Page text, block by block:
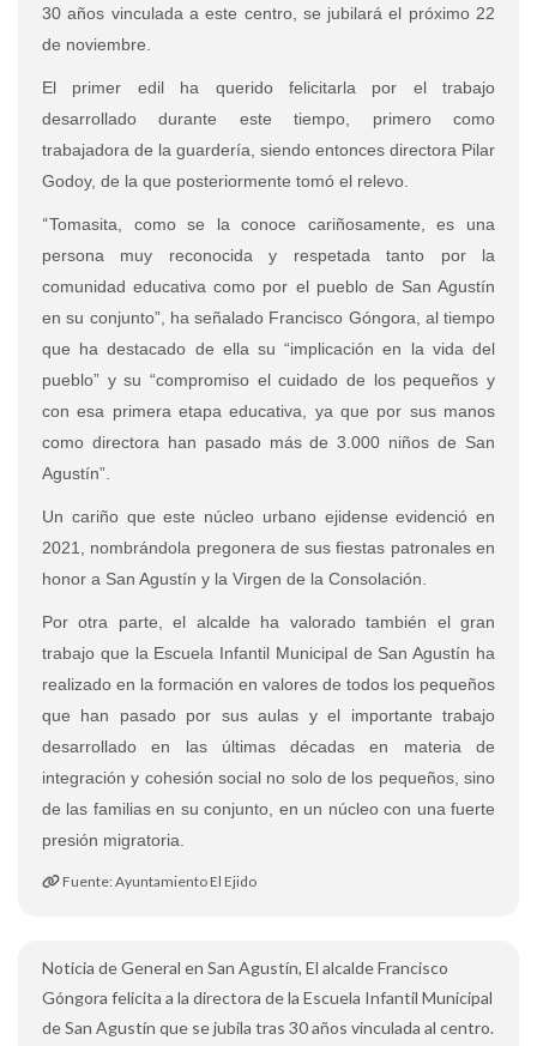
30 años vinculada a este centro, se jubilará el próximo 22
de noviembre.
El primer edil ha querido felicitarla por el trabajo
desarrollado durante este tiempo, primero como
trabajadora de la guardería, siendo entonces directora Pilar
Godoy, de la que posteriormente tomó el relevo.
“Tomasita, como se la conoce cariñosamente, es una
persona muy reconocida y respetada tanto por la
comunidad educativa como por el pueblo de San Agustín
en su conjunto”, ha señalado Francisco Góngora, al tiempo
que ha destacado de ella su “implicación en la vida del
pueblo” y su “compromiso el cuidado de los pequeños y
con esa primera etapa educativa, ya que por sus manos
como directora han pasado más de 3.000 niños de San
Agustín”.
Un cariño que este núcleo urbano ejidense evidenció en
2021, nombrándola pregonera de sus fiestas patronales en
honor a San Agustín y la Virgen de la Consolación.
Por otra parte, el alcalde ha valorado también el gran
trabajo que la Escuela Infantil Municipal de San Agustín ha
realizado en la formación en valores de todos los pequeños
que han pasado por sus aulas y el importante trabajo
desarrollado en las últimas décadas en materia de
integración y cohesión social no solo de los pequeños, sino
de las familias en su conjunto, en un núcleo con una fuerte
presión migratoria.
Fuente: Ayuntamiento El Ejido
Noticia de General en San Agustín, El alcalde Francisco
Góngora felicita a la directora de la Escuela Infantil Municipal
de San Agustín que se jubila tras 30 años vinculada al centro.